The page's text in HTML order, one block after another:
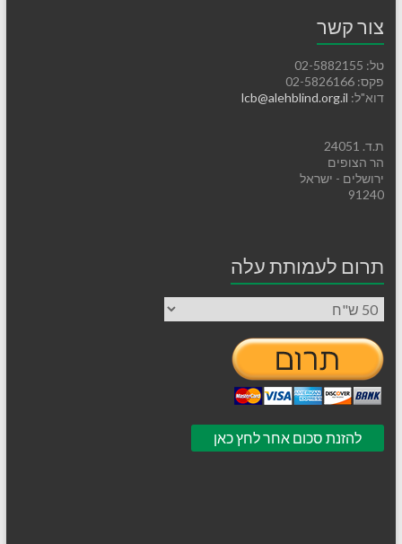
צור קשר
טל: 02-5882155
פקס: 02-5826166
דוא"ל:
ת.ד. 24051
הר הצופים
ירושלים - ישראל
91240
תרום לעמותת עלה